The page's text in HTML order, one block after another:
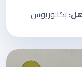
بكالوريوس